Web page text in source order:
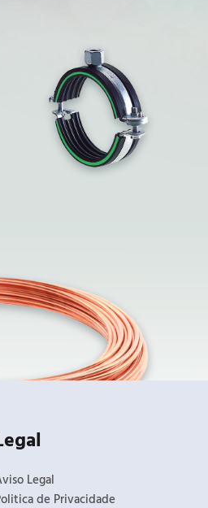
Legal
de Privacidade